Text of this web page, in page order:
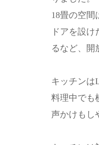
18畳の空
ドアを設
るなど、開
キッチンは
料理中でも
声かけもし